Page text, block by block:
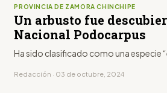
PROVINCIA DE ZAMORA CHINCHIPE
Un arbusto fue
Nacional Podocarpus
Ha sido clasificado como una especie
Redacción · 03 de octubre, 2024